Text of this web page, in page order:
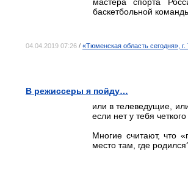
баскетбольной
04.04.2019 07:26 / «Тюменская область сегодня»,
В режиссеры я пойду…
или в телеведущие,
если нет у тебя
Многие считают, что
место там, где